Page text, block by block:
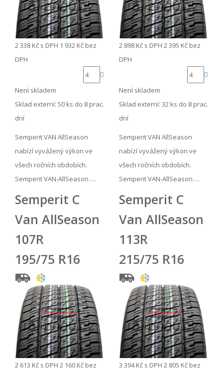
2 338 Kč s DPH 1 932 Kč bez
DPH
Není skladem
Sklad externí: 50 ks do 8 prac.
dní
Semperit VAN AllSeason
nabízí vyvážený výkon ve
všech ročních obdobích.
Semperit VAN-AllSeason …
2 898 Kč s DPH 2 395 Kč bez
DPH
Není skladem
Sklad externí: 32 ks do 8 prac.
dní
Semperit VAN AllSeason
nabízí vyvážený výkon ve
všech ročních obdobích.
Semperit VAN-AllSeason …
Semperit C
Van AllSeason
107R
195/75 R16
2 613 Kč s DPH 2 160 Kč bez
Semperit C
Van AllSeason
113R
215/75 R16
3 394 Kč s DPH 2 805 Kč bez